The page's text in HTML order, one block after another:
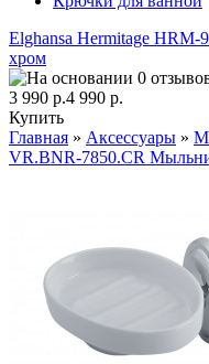
Elghansa Hermitage
хром
3 990 р.4 990 р.
Купить
Главная » Аксессуары »
VR.BNR-7850.CR